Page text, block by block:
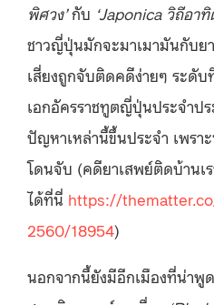
พิศวง’กับ ‘Japonica วิถีอา
ชาวญี่ปุ่นมักจะมาเมามันกับย
เสี่ยงถูกจับติดคดีง่ายๆ ระดับ
เอกอัครราชทูตญี่ปุ่นประจำป
ปัญหาเหล่านี้ขึ้นประจำ เพรา
โดนจับ (คดียาเสพย์ติดบ้านเ
ได้ที่นี่ https://
2560/18954)
นอกจากนี้ยังมีอีกเมืองที่น่าพู